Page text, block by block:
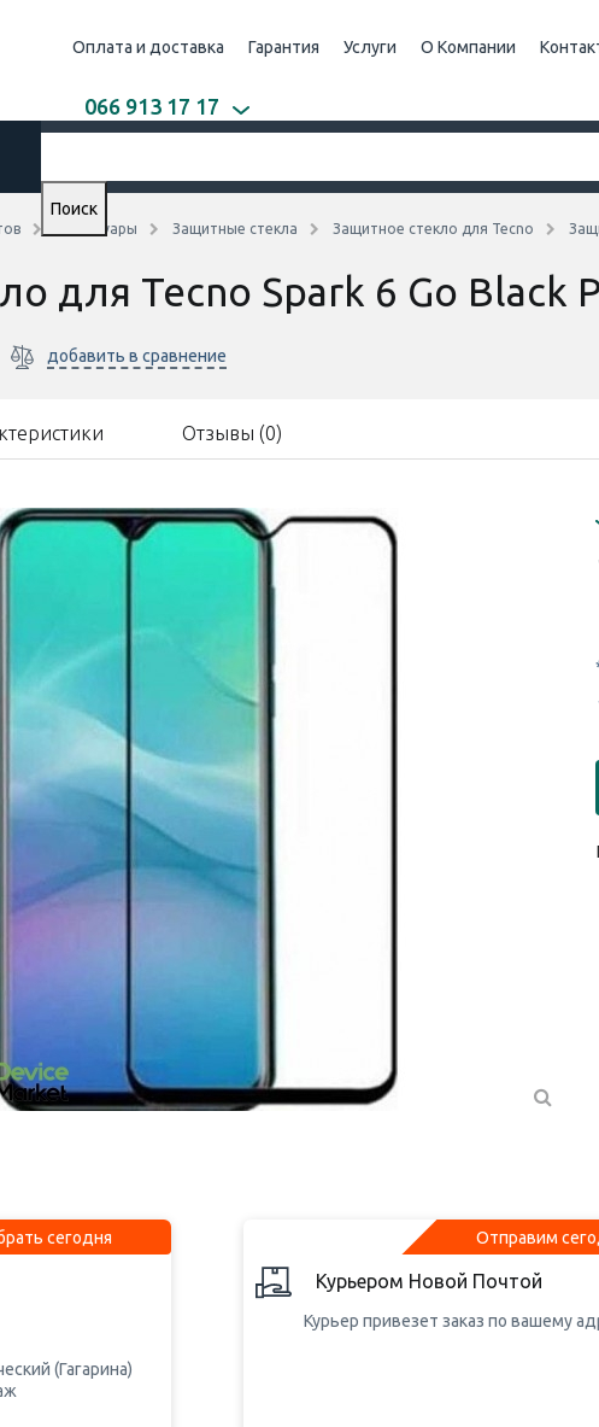
Оплата и доставка Гарантия Услуги О Компании
066 913 17 17
Поиск
Аксессуары Защитные стекла Защитное стекло для Tecno
для Tecno Spark 6 Go Black
добавить в сравнение
Отзывы (0)
сегодня
(Гагарина)
Отправим
Курьером Новой Почтой
Курьер привезет заказ по вашему